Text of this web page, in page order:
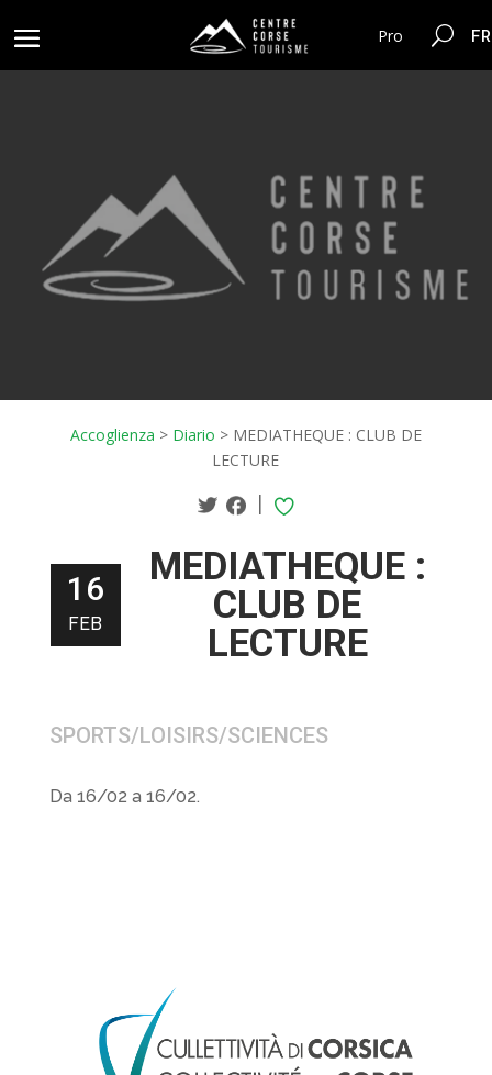
Pro
Accoglienza > Diario > MEDIATHEQUE : CLUB DE
LECTURE
|
16
FEB
MEDIATHEQUE :
CLUB DE
LECTURE
SPORTS/LOISIRS/SCIENCES
Da 16/02 a 16/02.